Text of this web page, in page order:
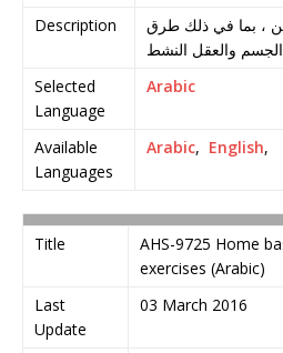
Description
، بما في ذلك طرق
Selected
Language
Arabic
Available
Languages
Arabic, English,
Title
AHS-9725 Home
exercises (Arabic)
Last
Update
03 March 2016